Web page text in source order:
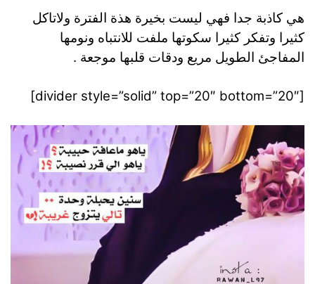
هي كاذبة جدا فهي ليست بخيرة هذة الفترة ولاتاكل
كثيرا وتفكر كثيرا سكوتها ملفت للانتباه ونومها
المفاجئ الطويل مريع ودقات قلبها موجعة .
[divider style=”solid” top=”20″ bottom=”20″]